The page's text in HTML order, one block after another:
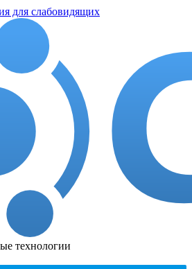
для слабовидящих
технологии